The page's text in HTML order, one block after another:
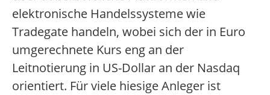
elektronische Handelssysteme wie
Tradegate handeln, wobei sich der in Euro
umgerechnete Kurs eng an der
Leitnotierung in US-Dollar an der Nasdaq
orientiert. Für viele hiesige Anleger ist